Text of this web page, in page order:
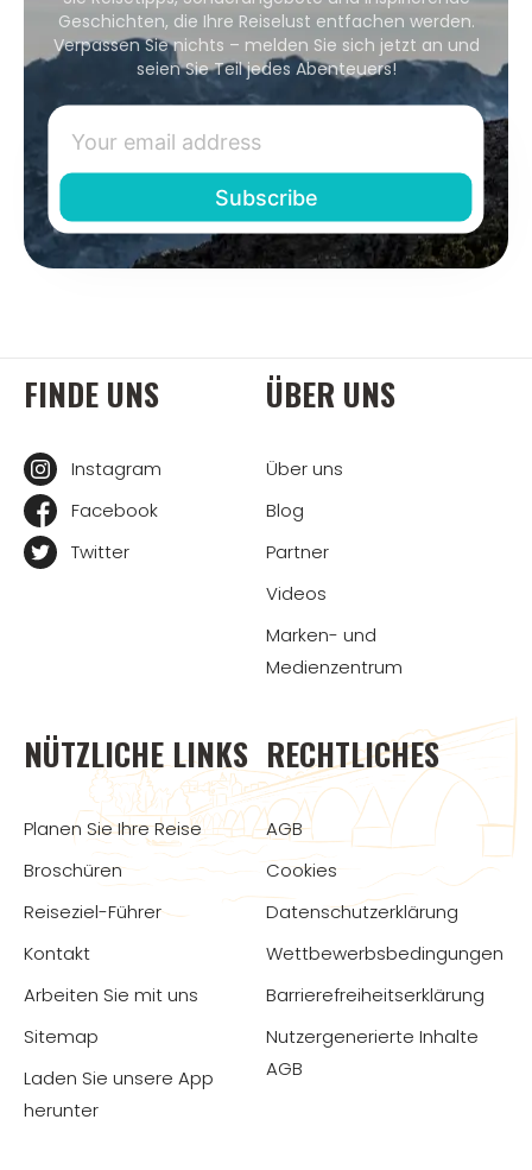
Geschichten, die Ihre Reiselust entfachen werden.
Verpassen Sie nichts – melden Sie sich jetzt an und
seien Sie Teil jedes Abenteuers!
FINDE UNS
Instagram
Facebook
Twitter
ÜBER UNS
Über uns
Blog
Partner
Videos
Marken- und
Medienzentrum
NÜTZLICHE LINKS
Planen Sie Ihre Reise
Broschüren
Reiseziel-Führer
Kontakt
Arbeiten Sie mit uns
Sitemap
Laden Sie unsere App
herunter
RECHTLICHES
AGB
Cookies
Datenschutzerklärung
Wettbewerbsbedingungen
Barrierefreiheitserklärung
Nutzergenerierte Inhalte
AGB